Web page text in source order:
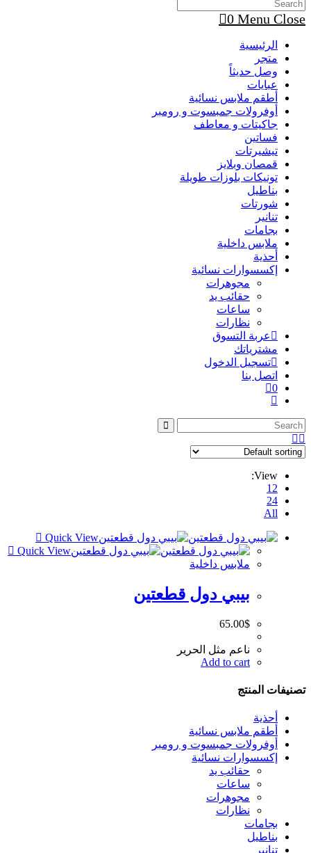
search
0 Menu Close
الرئيسية
متجر
وصل حديثاً
عبايات
أطقم ملابس نسائية
أوفرولات جمبسوت و رومبر
جاكيتات و معاطف
فساتين
تيشيرتات
قمصان وبلايز
تونيكات بلوزات طويلة
بناطيل
شورتات
تنانير
بجامات
ملابس داخلية
أحذية
إكسسوارات نسائية
مجوهرات
حقائب يد
ساعات
نظارات
عربة التسوق
مشترياتك
تسجيل الدخول
اتصل بنا
0
Toggle
search
View:
12
24
All
Quick View
Quick View
ملابس داخلية
بيبي دول قطعتين
65.00$
ناعم مثل الحرير
Add to cart
تصنيفات المنتج
أحذية
أطقم ملابس نسائية
أوفرولات جمبسوت و رومبر
إكسسوارات نسائية
حقائب يد
ساعات
مجوهرات
نظارات
بجامات
بناطيل
تنانير